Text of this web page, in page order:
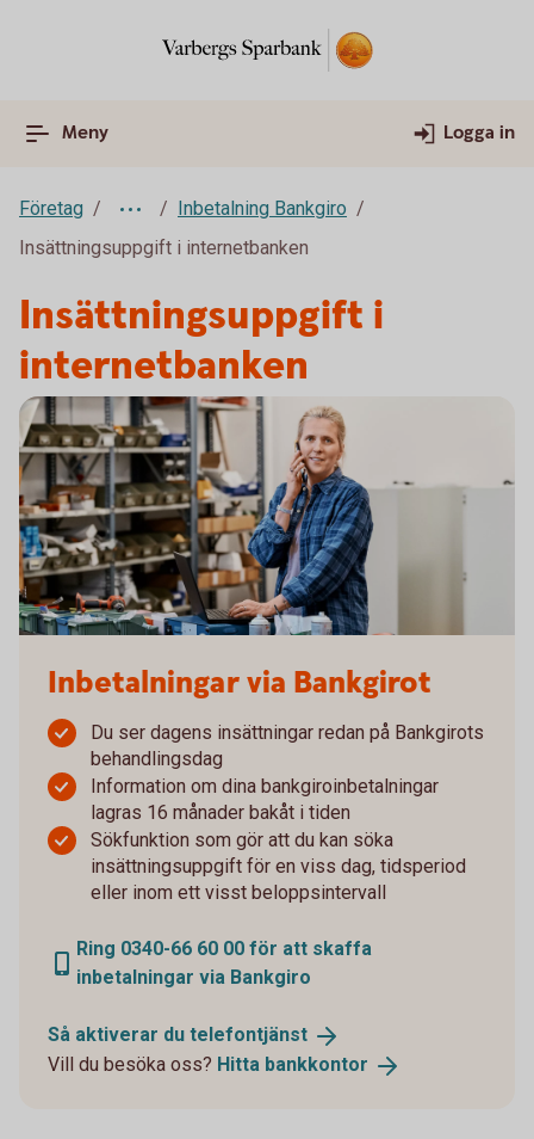
Meny Logga in
Företag
Inbetalning Bankgiro
Insättningsuppgift i internetbanken
Insättningsuppgift i
internetbanken
Inbetalningar via Bankgirot
Du ser dagens insättningar redan på Bankgirots
behandlingsdag
Information om dina bankgiroinbetalningar
lagras 16 månader bakåt i tiden
Sökfunktion som gör att du kan söka
insättningsuppgift för en viss dag, tidsperiod
eller inom ett visst beloppsintervall
Ring 0340-66 60 00 för att skaffa
inbetalningar via Bankgiro
Så aktiverar du telefontjänst
Vill du besöka oss? Hitta bankkontor